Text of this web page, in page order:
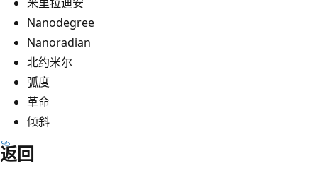
Nanodegree
Nanoradian
北约米尔
弧度
革命
倾斜
返回